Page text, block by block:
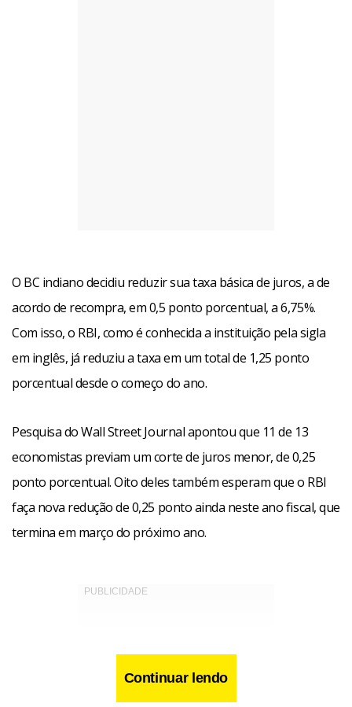
O BC indiano decidiu reduzir sua taxa básica de juros, a de
acordo de recompra, em 0,5 ponto porcentual, a 6,75%.
Com isso, o RBI, como é conhecida a instituição pela sigla
em inglês, já reduziu a taxa em um total de 1,25 ponto
porcentual desde o começo do ano.
Pesquisa do Wall Street Journal apontou que 11 de 13
economistas previam um corte de juros menor, de 0,25
ponto porcentual. Oito deles também esperam que o RBI
faça nova redução de 0,25 ponto ainda neste ano fiscal, que
termina em março do próximo ano.
Continuar lendo